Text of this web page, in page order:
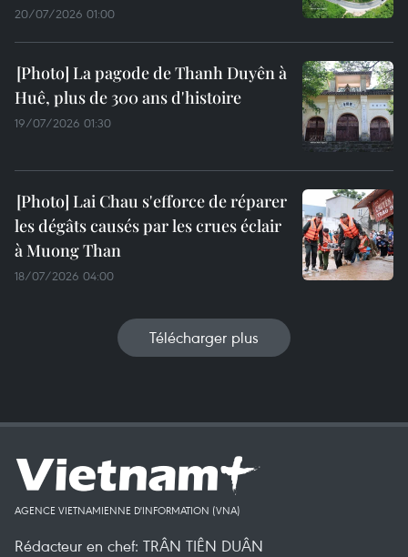
20/07/2026 01:00
La pagode de Thanh Duyên à
Huê, plus de 300 ans d'histoire
19/07/2026 01:30
Lai Chau s'efforce de réparer
les dégâts causés par les crues éclair
à Muong Than
18/07/2026 04:00
Télécharger plus
AGENCE VIETNAMIENNE D'INFORMATION (VNA)
Rédacteur en chef: TRÂN TIÊN DUÂN